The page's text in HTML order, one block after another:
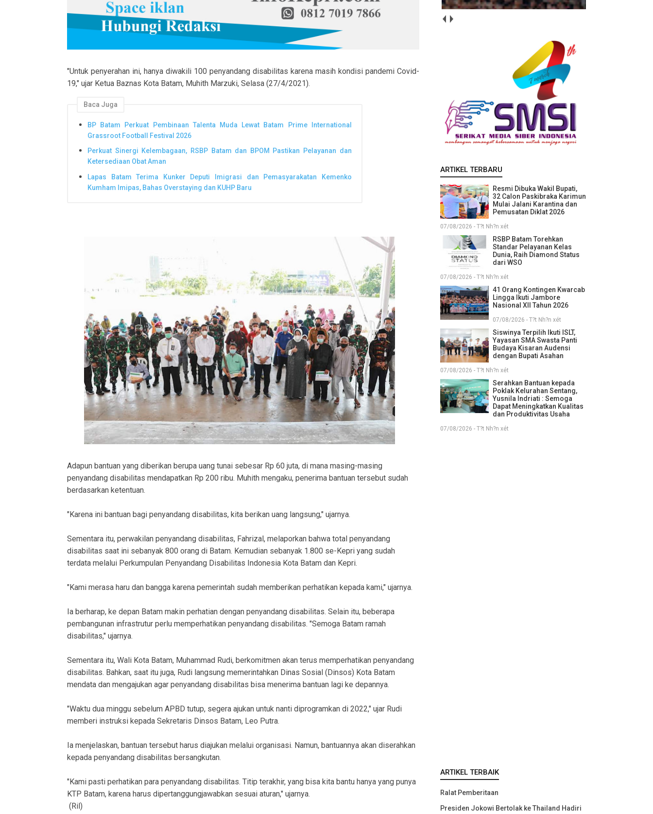
"Untuk penyerahan ini, hanya diwakili 100 penyandang disabilitas karena masih kondisi pandemi Covid-
19," ujar Ketua Baznas Kota Batam, Muhith Marzuki, Selasa (27/4/2021).
Baca Juga
BP Batam Perkuat Pembinaan Talenta Muda Lewat Batam Prime International
Grassroot Football Festival 2026
Perkuat Sinergi Kelembagaan, RSBP Batam dan BPOM Pastikan Pelayanan dan
Ketersediaan Obat Aman
Lapas Batam Terima Kunker Deputi Imigrasi dan Pemasyarakatan Kemenko
Kumham Imipas, Bahas Overstaying dan KUHP Baru
Adapun bantuan yang diberikan berupa uang tunai sebesar Rp 60 juta, di mana masing-masing
penyandang disabilitas mendapatkan Rp 200 ribu. Muhith mengaku, penerima bantuan tersebut sudah
berdasarkan ketentuan.
"Karena ini bantuan bagi penyandang disabilitas, kita berikan uang langsung," ujarnya.
Sementara itu, perwakilan penyandang disabilitas, Fahrizal, melaporkan bahwa total penyandang
disabilitas saat ini sebanyak 800 orang di Batam. Kemudian sebanyak 1.800 se-Kepri yang sudah
terdata melalui Perkumpulan Penyandang Disabilitas Indonesia Kota Batam dan Kepri.
"Kami merasa haru dan bangga karena pemerintah sudah memberikan perhatikan kepada kami," ujarnya.
Ia berharap, ke depan Batam makin perhatian dengan penyandang disabilitas. Selain itu, beberapa
pembangunan infrastrutur perlu memperhatikan penyandang disabilitas. "Semoga Batam ramah
disabilitas," ujarnya.
Sementara itu, Wali Kota Batam, Muhammad Rudi, berkomitmen akan terus memperhatikan penyandang
disabilitas. Bahkan, saat itu juga, Rudi langsung memerintahkan Dinas Sosial (Dinsos) Kota Batam
mendata dan mengajukan agar penyandang disabilitas bisa menerima bantuan lagi ke depannya.
"Waktu dua minggu sebelum APBD tutup, segera ajukan untuk nanti diprogramkan di 2022," ujar Rudi
memberi instruksi kepada Sekretaris Dinsos Batam, Leo Putra.
Ia menjelaskan, bantuan tersebut harus diajukan melalui organisasi. Namun, bantuannya akan diserahkan
kepada penyandang disabilitas bersangkutan.
"Kami pasti perhatikan para penyandang disabilitas. Titip terakhir, yang bisa kita bantu hanya yang punya
KTP Batam, karena harus dipertanggungjawabkan sesuai aturan," ujarnya.
(Ril)
ARTIKEL TERBARU
Resmi Dibuka Wakil Bupati,
32 Calon Paskibraka Karimun
Mulai Jalani Karantina dan
Pemusatan Diklat 2026
07/08/2026 - T?t Nh?n xét
RSBP Batam Torehkan
Standar Pelayanan Kelas
Dunia, Raih Diamond Status
dari WSO
07/08/2026 - T?t Nh?n xét
41 Orang Kontingen Kwarcab
Lingga Ikuti Jambore
Nasional XII Tahun 2026
07/08/2026 - T?t Nh?n xét
Siswinya Terpilih Ikuti ISLT,
Yayasan SMA Swasta Panti
Budaya Kisaran Audensi
dengan Bupati Asahan
07/08/2026 - T?t Nh?n xét
Serahkan Bantuan kepada
Poklak Kelurahan Sentang,
Yusnila Indriati : Semoga
Dapat Meningkatkan Kualitas
dan Produktivitas Usaha
07/08/2026 - T?t Nh?n xét
ARTIKEL TERBAIK
Ralat Pemberitaan
Presiden Jokowi Bertolak ke Thailand Hadiri